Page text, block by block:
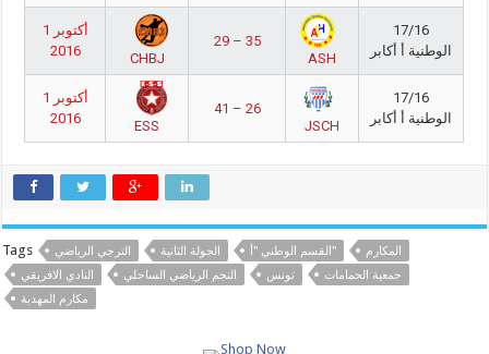
1 أكتوبر
2016
CHBJ
29 – 35
ASH
17/16
الوطنية أ أكابر
1 أكتوبر
2016
ESS
41 – 26
JSCH
17/16
الوطنية أ أكابر
Tags الترجي الرياضي الجولة الثانية القسم الوطني "أ"
المكارم
النادي الافريقي
النجم الرياضي الساحلي تونس
جمعية الحمامات
مكارم المهدية